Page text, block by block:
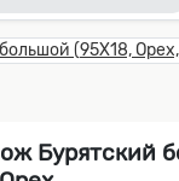
Бурятский